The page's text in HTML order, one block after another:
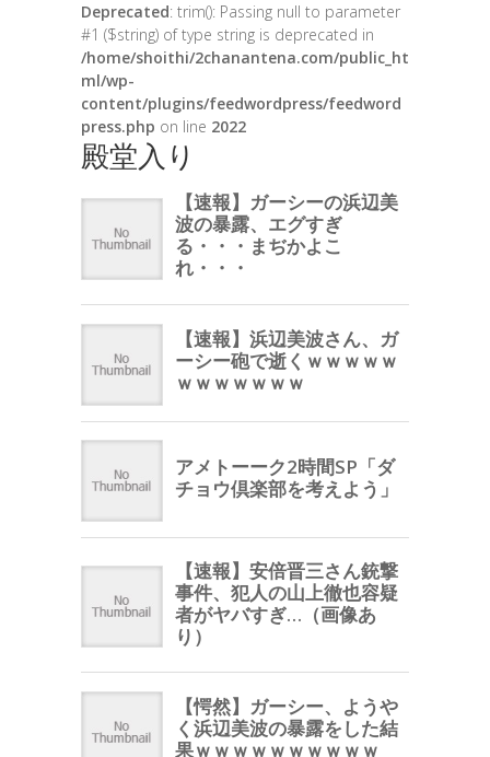
Deprecated: trim(): Passing null to parameter
#1 ($string) of type string is deprecated in
/home/shoithi/2chanantena.com/public_ht
ml/wp-
content/plugins/feedwordpress/feedword
press.php on line 2022
殿堂入り